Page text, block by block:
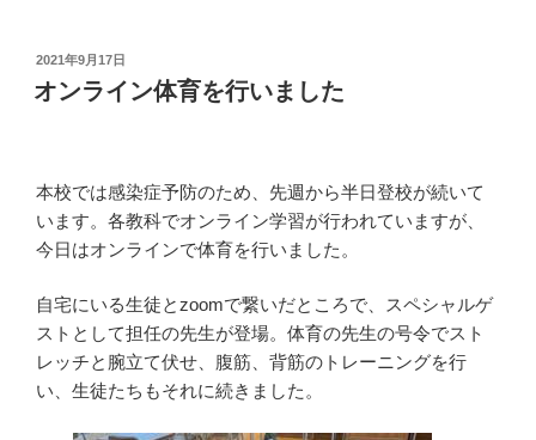
投
稿
日:
2021年9月17日
オンライン体育を行いました
本校では感染症予防のため、先週から半日登校が続いて
います。各教科でオンライン学習が行われていますが、
今日はオンラインで体育を行いました。
自宅にいる生徒とzoomで繋いだところで、スペシャルゲ
ストとして担任の先生が登場。体育の先生の号令でスト
レッチと腕立て伏せ、腹筋、背筋のトレーニングを行
い、生徒たちもそれに続きました。